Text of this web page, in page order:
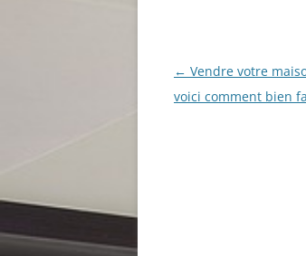
Navigation
des
← Vendre votre
voici comment bien